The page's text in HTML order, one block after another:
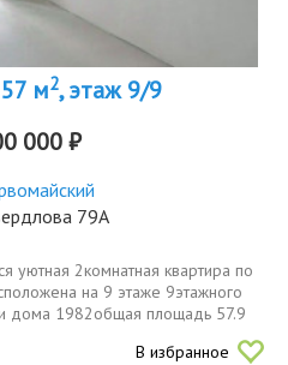
м2, этаж 9/9
000 ₽
79А
уютная 2комнатная квартира по
на 9 этаже 9этажного
дома 1982общая площадь 57.9
кухни 7.5 кв.мсостояние...
В избранное